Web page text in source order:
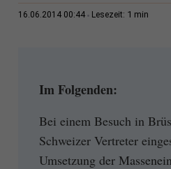
16.06.2014 00:44 Lesezeit: 1 min
Im Folgenden:
Bei einem Besuch in
Schweizer Vertreter
Umsetzung der